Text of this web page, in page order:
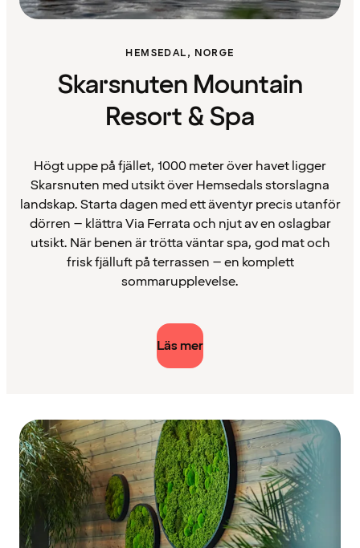
HEMSEDAL, NORGE
Skarsnuten Mountain
Resort & Spa
Högt uppe på fjället, 1000 meter över havet ligger
Skarsnuten med utsikt över Hemsedals storslagna
landskap. Starta dagen med ett äventyr precis utanför
dörren – klättra Via Ferrata och njut av en oslagbar
utsikt. När benen är trötta väntar spa, god mat och
frisk fjälluft på terrassen – en komplett
sommarupplevelse.
Läs mer